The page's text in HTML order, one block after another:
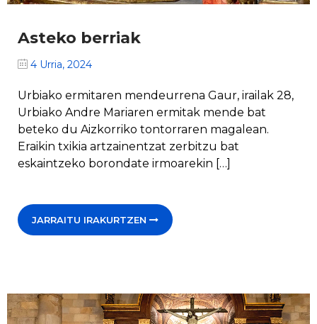
Asteko berriak
4 Urria, 2024
Urbiako ermitaren mendeurrena Gaur, irailak 28,
Urbiako Andre Mariaren ermitak mende bat
beteko du Aizkorriko tontorraren magalean.
Eraikin txikia artzainentzat zerbitzu bat
eskaintzeko borondate irmoarekin […]
JARRAITU IRAKURTZEN